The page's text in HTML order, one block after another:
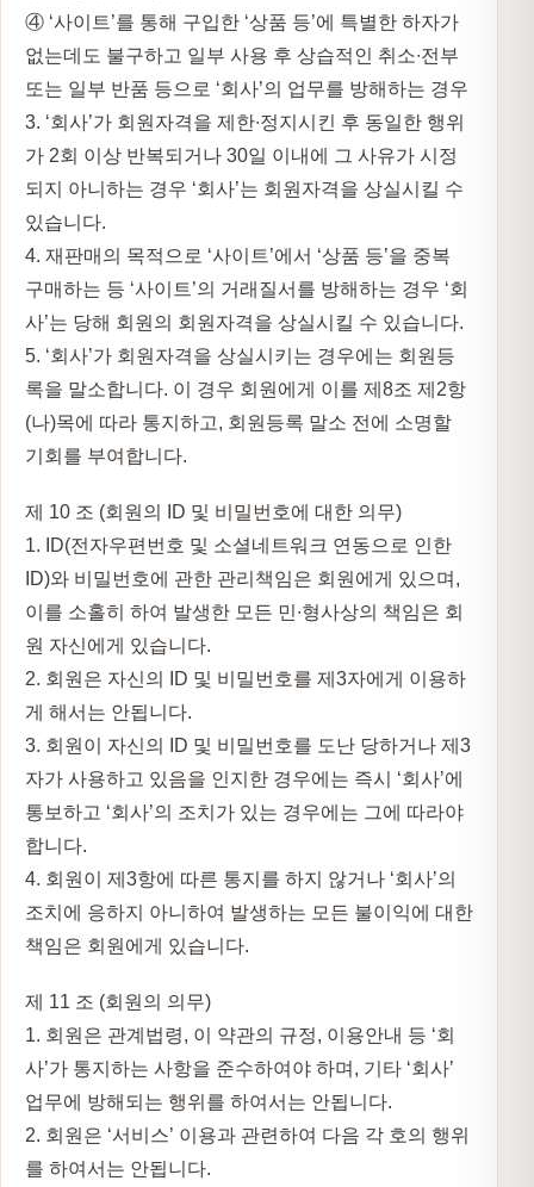
④ ‘사이트’를 통해 구입한 ‘상품 등’에 특별한 하자가
없는데도 불구하고 일부 사용 후 상습적인 취소∙전부
또는 일부 반품 등으로 ‘회사’의 업무를 방해하는 경우
3. ‘회사’가 회원자격을 제한∙정지시킨 후 동일한 행위
가 2회 이상 반복되거나 30일 이내에 그 사유가 시정
되지 아니하는 경우 ‘회사’는 회원자격을 상실시킬 수
있습니다.
4. 재판매의 목적으로 ‘사이트’에서 ‘상품 등’을 중복
구매하는 등 ‘사이트’의 거래질서를 방해하는 경우 ‘회
사’는 당해 회원의 회원자격을 상실시킬 수 있습니다.
5. ‘회사’가 회원자격을 상실시키는 경우에는 회원등
록을 말소합니다. 이 경우 회원에게 이를 제8조 제2항
(나)목에 따라 통지하고, 회원등록 말소 전에 소명할
기회를 부여합니다.
제 10 조 (회원의 ID 및 비밀번호에 대한 의무)
1. ID(전자우편번호 및 소셜네트워크 연동으로 인한
ID)와 비밀번호에 관한 관리책임은 회원에게 있으며,
이를 소홀히 하여 발생한 모든 민∙형사상의 책임은 회
원 자신에게 있습니다.
2. 회원은 자신의 ID 및 비밀번호를 제3자에게 이용하
게 해서는 안됩니다.
3. 회원이 자신의 ID 및 비밀번호를 도난 당하거나 제3
자가 사용하고 있음을 인지한 경우에는 즉시 ‘회사’에
통보하고 ‘회사’의 조치가 있는 경우에는 그에 따라야
합니다.
4. 회원이 제3항에 따른 통지를 하지 않거나 ‘회사’의
조치에 응하지 아니하여 발생하는 모든 불이익에 대한
책임은 회원에게 있습니다.
제 11 조 (회원의 의무)
1. 회원은 관계법령, 이 약관의 규정, 이용안내 등 ‘회
사’가 통지하는 사항을 준수하여야 하며, 기타 ‘회사’
업무에 방해되는 행위를 하여서는 안됩니다.
2. 회원은 ‘서비스’ 이용과 관련하여 다음 각 호의 행위
를 하여서는 안됩니다.